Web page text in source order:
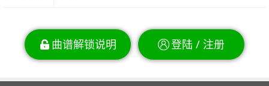
曲谱解锁说明 登陆 / 注册